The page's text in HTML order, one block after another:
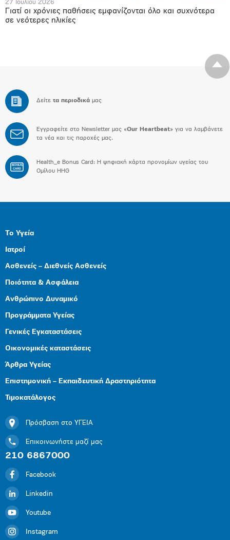
27 Ιουλίου 2026
Γιατί οι χρόνιες παθήσεις εμφανίζονται όλο και συχνότερα
σε νεότερες ηλικίες
Δείτε τα περιοδικά μας
Εγγραφείτε στο Newsletter μας «Our Heartbeat» για να λαμβάνετε
τα νέα και τις παροχές μας.
BONUS
CARD
Health_e Bonus Card: H ψηφιακή κάρτα προνομίων υγείας του
Ομίλου HHG
Το Υγεία
Ιατροί
Ασθενείς – Διεθνείς Ασθενείς
Ποιότητα & Ασφάλεια
Ανθρώπινο Δυναμικό
Προγράμματα Υγείας
Γενικές Εγκαταστάσεις
Οικονομικές καταστάσεις
Άρθρα Υγείας
Επιστημονική – Εκπαιδευτική Δραστηριότητα
Τιμοκατάλογος
Πρόσβαση στο ΥΓΕΙΑ
Επικοινωνήστε μαζί μας
210 6867000
Facebook
Linkedin
Youtube
Instagram